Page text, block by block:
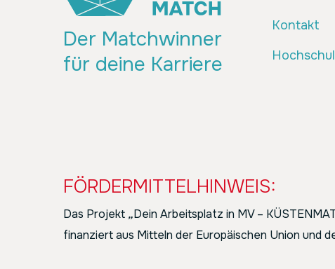
Der Matchwinner
für deine Karriere
Kontakt
FÖRDERMITTELHINWEIS:
Das Projekt „Dein Arbeitsplatz in MV –
finanziert aus Mitteln der Europäischen Union und